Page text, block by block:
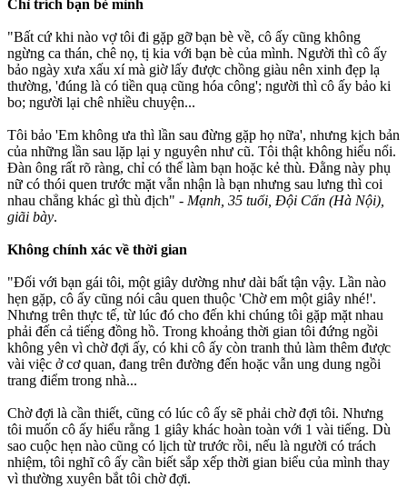
Chỉ trích bạn bè mình
"Bất cứ khi nào vợ tôi đi gặp gỡ bạn bè về, cô ấy cũng không
ngừng ca thán, chê nọ, tị kia với bạn bè của mình. Người thì cô ấy
bảo ngày xưa xấu xí mà giờ lấy được chồng giàu nên xinh đẹp lạ
thường, 'đúng là có tiền quạ cũng hóa công'; người thì cô ấy bảo ki
bo; người lại chê nhiều chuyện...
Tôi bảo 'Em không ưa thì lần sau đừng gặp họ nữa', nhưng kịch bản
của những lần sau lặp lại y nguyên như cũ. Tôi thật không hiểu nổi.
Đàn ông rất rõ ràng, chỉ có thể làm bạn hoặc kẻ thù. Đằng này phụ
nữ có thói quen trước mặt vẫn nhận là bạn nhưng sau lưng thì coi
nhau chẳng khác gì thù địch" - Mạnh, 35 tuổi, Đội Cấn (Hà Nội),
giãi bày.
Không chính xác về thời gian
"Đối với bạn gái tôi, một giây dường như dài bất tận vậy. Lần nào
hẹn gặp, cô ấy cũng nói câu quen thuộc 'Chờ em một giây nhé!'.
Nhưng trên thực tế, từ lúc đó cho đến khi chúng tôi gặp mặt nhau
phải đến cả tiếng đồng hồ. Trong khoảng thời gian tôi đứng ngồi
không yên vì chờ đợi ấy, có khi cô ấy còn tranh thủ làm thêm được
vài việc ở cơ quan, đang trên đường đến hoặc vẫn ung dung ngồi
trang điểm trong nhà...
Chờ đợi là cần thiết, cũng có lúc cô ấy sẽ phải chờ đợi tôi. Nhưng
tôi muốn cô ấy hiểu rằng 1 giây khác hoàn toàn với 1 vài tiếng. Dù
sao cuộc hẹn nào cũng có lịch từ trước rồi, nếu là người có trách
nhiệm, tôi nghĩ cô ấy cần biết sắp xếp thời gian biểu của mình thay
vì thường xuyên bắt tôi chờ đợi.